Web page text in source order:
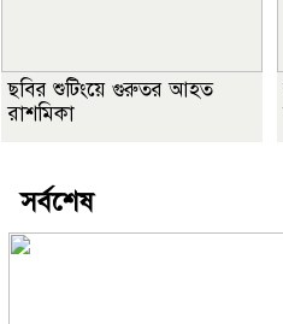
ছবির শুটিংয়ে গুরুতর আহত
রাশমিকা
সর্বশেষ